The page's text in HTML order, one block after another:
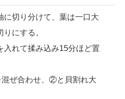
切り分けて、葉は一口大
にする。
れて揉み込み15分ほど置
ぜ合わせ、②と貝割れ大